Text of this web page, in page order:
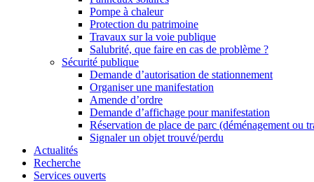
Pompe à chaleur
Protection du patrimoine
Travaux sur la voie publique
Salubrité, que faire en cas de problème ?
Sécurité publique
Demande d’autorisation de stationnement
Organiser une manifestation
Amende d’ordre
Demande d’affichage pour manifestation
Réservation de place de parc (déménagement ou
Signaler un objet trouvé/perdu
Actualités
Recherche
Services ouverts